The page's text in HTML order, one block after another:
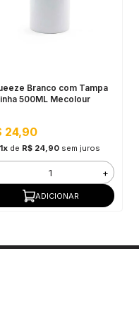
Branco com Tampa
500ML Mecolour
24,90
1xde R$ 24,90 sem juros
+
ADICIONAR